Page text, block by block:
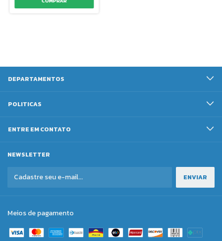
DEPARTAMENTOS
POLITICAS
ENTRE EM CONTATO
NEWSLETTER
Meios de pagamento